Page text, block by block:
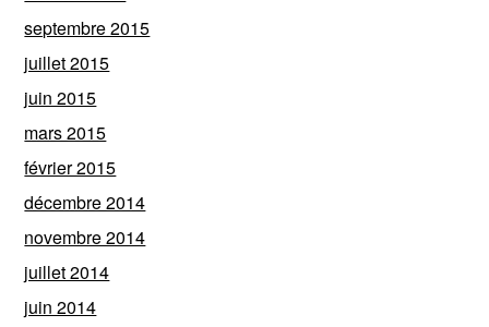
septembre 2015
juillet 2015
juin 2015
mars 2015
février 2015
décembre 2014
novembre 2014
juillet 2014
juin 2014